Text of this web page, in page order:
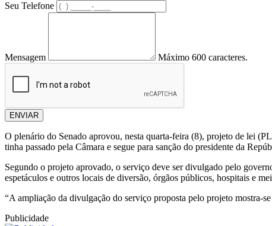
Seu Telefone
Mensagem Máximo 600 caracteres.
ENVIAR
O plenário do Senado aprovou, nesta quarta-feira (8), projeto de lei
tinha passado pela Câmara e segue para sanção do presidente da
Segundo o projeto aprovado, o serviço deve ser divulgado pelo
espetáculos e outros locais de diversão, órgãos públicos, hospitais e
“A ampliação da divulgação do serviço proposta pelo projeto mostra-
Publicidade